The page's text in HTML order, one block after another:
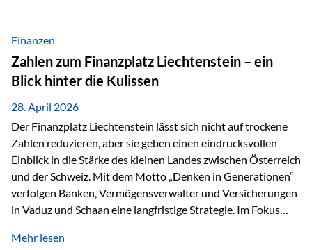
Wirtschaftswachstum, verändern die Spielregeln für
Investoren. Produktivität adressiert genau diese
Herausforderungen, da wirtschaftliches Wachstum
langfristig durch Produktivitätssteigerung entsteht, also
durch die Fähigkeit von Unternehmen, mehr…
Finanzen
Zahlen zum Finanzplatz Liechtenstein – ein
Blick hinter die Kulissen
28. April 2026
Der Finanzplatz Liechtenstein lässt sich nicht auf trockene
Zahlen reduzieren, aber sie geben einen eindrucksvollen
Einblick in die Stärke des kleinen Landes zwischen Österreich
und der Schweiz. Mit dem Motto „Denken in Generationen“
verfolgen Banken, Vermögensverwalter und Versicherungen
in Vaduz und Schaan eine langfristige Strategie. Im Fokus
Marktzugang Liechtenstein hat sich in den letzten Jahren zu
Mehr lesen